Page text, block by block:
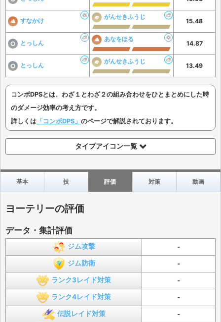
すなかけ
がんせきふうじ
15.48
とっしん
あなをほる
14.87
とっしん
がんせきふうじ
13.49
コンボDPSとは、わざ１とわざ２の組み合わせをひとまとめにした時
のダメージ効率の考え方です。
詳しくは 「コンボDPS」 のページで解説されております。
タイプアイコン一覧
基本 技 評価 対策 動画
ヨーテリーの評価
データ・集計評価
ジム攻撃 -
ジム防衛 -
ランク3レイド対策 -
ランク4レイド対策 -
伝説レイド対策 -